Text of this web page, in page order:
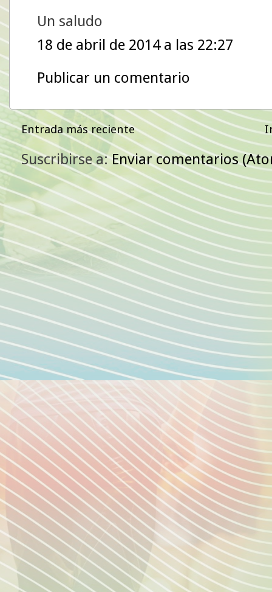
Un saludo
18 de abril de 2014 a las 22:27
Publicar un comentario
Entrada más reciente
Suscribirse a:Enviar comentarios